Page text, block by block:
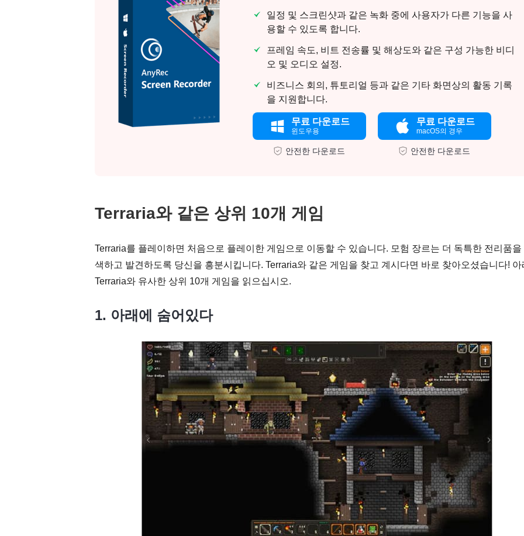
일정 및 스크린샷과 같은 녹화 중에 사용자가 다른 기능을 사
용할 수 있도록 합니다.
프레임 속도, 비트 전송률 및 해상도와 같은 구성 가능한 비디
오 및 오디오 설정.
비즈니스 회의, 튜토리얼 등과 같은 기타 화면상의 활동 기록
을 지원합니다.
무료 다운로드
윈도우용
안전한 다운로드
무료 다운로드
macOS의 경우
안전한 다운로드
Terraria와 같은 상위 10개 게임
Terraria를 플레이하면 처음으로 플레이한 게임으로 이동할 수 있습니다. 모험 장르는 더 독특한 전리품을
색하고 발견하도록 당신을 흥분시킵니다. Terraria와 같은 게임을 찾고 계시다면 바로 찾아오셨습니다! 아
Terraria와 유사한 상위 10개 게임을 읽으십시오.
1. 아래에 숨어있다